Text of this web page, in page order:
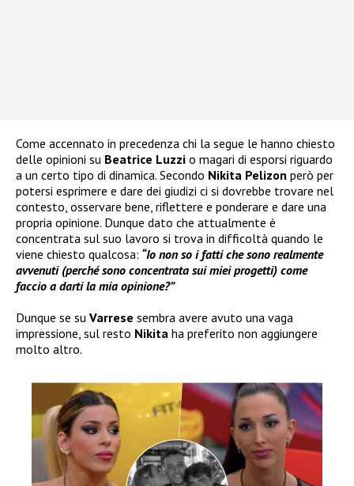
Come accennato in precedenza chi la segue le hanno chiesto
delle opinioni su Beatrice Luzzi o magari di esporsi riguardo
a un certo tipo di dinamica. Secondo Nikita Pelizon però per
potersi esprimere e dare dei giudizi ci si dovrebbe trovare nel
contesto, osservare bene, riflettere e ponderare e dare una
propria opinione. Dunque dato che attualmente è
concentrata sul suo lavoro si trova in difficoltà quando le
viene chiesto qualcosa: “Io non so i fatti che sono realmente
avvenuti (perché sono concentrata sui miei progetti) come
faccio a darti la mia opinione?”
Dunque se su Varrese sembra avere avuto una vaga
impressione, sul resto Nikita ha preferito non aggiungere
molto altro.